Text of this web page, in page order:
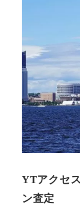
YTアクセ
ン査定